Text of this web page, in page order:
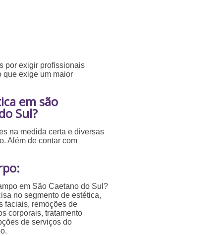
por exigir profissionais
que exige um maior
em são
Sul?
na medida certa e diversas
Além de contar com
em São Caetano do Sul?
no segmento de estética,
faciais, remoções de
corporais, tratamento
de serviços do